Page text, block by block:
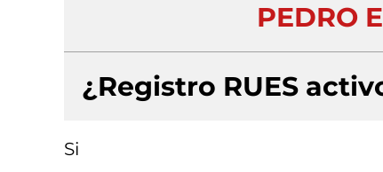
PEDRO
¿Registro RUES
Si